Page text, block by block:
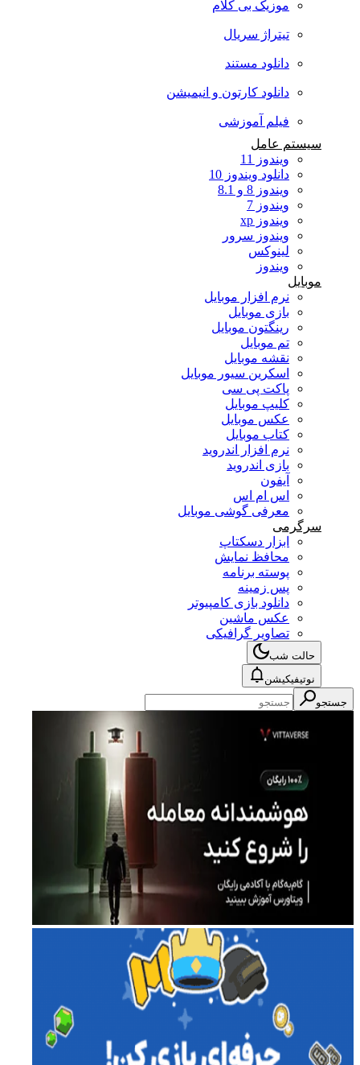
موزیک بی کلام
تیتراژ سریال
دانلود مستند
دانلود کارتون و انیمیشن
فیلم آموزشی
سیستم عامل
ویندوز 11
دانلود ویندوز 10
ویندوز 8 و 8.1
ویندوز 7
ویندوز xp
ویندوز سرور
لینوکس
ویندوز
موبایل
نرم افزار موبایل
بازی موبایل
رینگتون موبایل
تم موبایل
نقشه موبایل
اسکرین سیور موبایل
پاکت پی سی
کلیپ موبایل
عکس موبایل
کتاب موبایل
نرم افزار اندروید
بازی اندروید
آیفون
اس ام اس
معرفی گوشی موبایل
سرگرمی
ابزار دسکتاپ
محافظ نمایش
پوسته برنامه
پس زمینه
دانلود بازی کامپیوتر
عکس ماشین
تصاویر گرافیکی
حالت شب
نوتیفیکیشن
جستجو